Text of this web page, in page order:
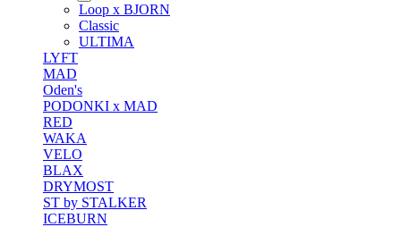
Loop x BJORN
Classic
ULTIMA
LYFT
MAD
Oden's
PODONKI x MAD
RED
WAKA
VELO
BLAX
DRYMOST
ST by STALKER
ICEBURN